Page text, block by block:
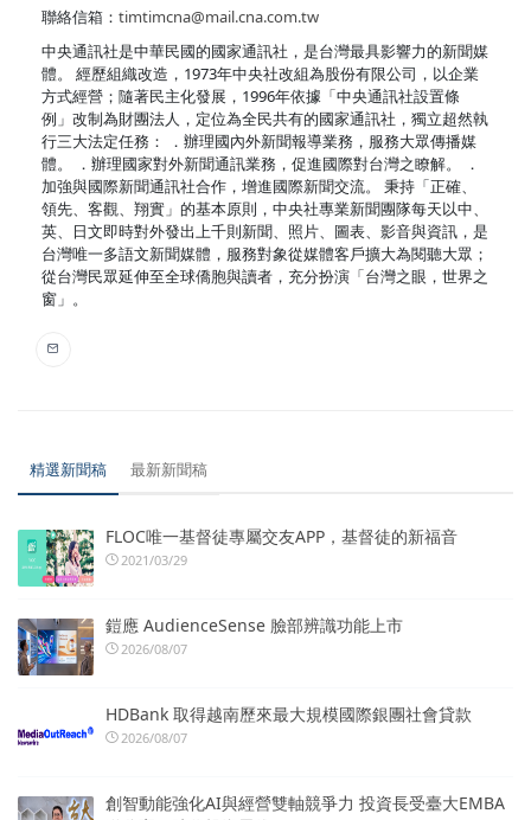
聯絡信箱： timtimcna@mail.cna.com.tw
中央通訊社是中華民國的國家通訊社，是台灣最具影響力的新聞媒
體。 經歷組織改造，1973年中央社改組為股份有限公司，以企業
方式經營；隨著民主化發展，1996年依據「中央通訊社設置條
例」改制為財團法人，定位為全民共有的國家通訊社，獨立超然執
行三大法定任務： ．辦理國內外新聞報導業務，服務大眾傳播媒
體。 ．辦理國家對外新聞通訊業務，促進國際對台灣之瞭解。 ．
加強與國際新聞通訊社合作，增進國際新聞交流。 秉持「正確、
領先、客觀、翔實」的基本原則，中央社專業新聞團隊每天以中、
英、日文即時對外發出上千則新聞、照片、圖表、影音與資訊，是
台灣唯一多語文新聞媒體，服務對象從媒體客戶擴大為閱聽大眾；
從台灣民眾延伸至全球僑胞與讀者，充分扮演「台灣之眼，世界之
窗」。
精選新聞稿 最新新聞稿
FLOC唯一基督徒專屬交友APP，基督徒的新福音
2021/03/29
鎧應 AudienceSense 臉部辨識功能上市
2026/08/07
HDBank 取得越南歷來最大規模國際銀團社會貸款
2026/08/07
創智動能強化AI與經營雙軸競爭力 投資長受臺大EMBA